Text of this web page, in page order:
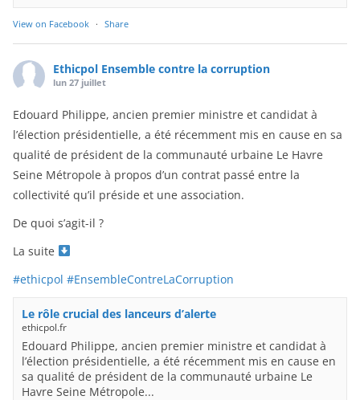
View on Facebook · Share
Ethicpol Ensemble contre la corruption
lun 27 juillet
Edouard Philippe, ancien premier ministre et candidat à
l’élection présidentielle, a été récemment mis en cause en sa
qualité de président de la communauté urbaine Le Havre
Seine Métropole à propos d’un contrat passé entre la
collectivité qu’il préside et une association.
De quoi s’agit-il ?
La suite
#ethicpol #EnsembleContreLaCorruption
Le rôle crucial des lanceurs d’alerte
ethicpol.fr
Edouard Philippe, ancien premier ministre et candidat à
l’élection présidentielle, a été récemment mis en cause en
sa qualité de président de la communauté urbaine Le
Havre Seine Métropole...